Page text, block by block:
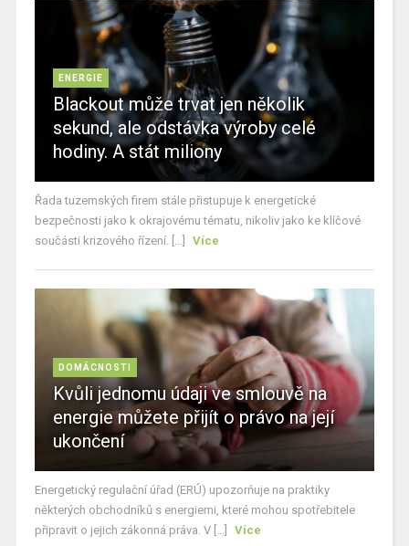
ENERGIE
Blackout může trvat jen několik
sekund, ale odstávka výroby celé
hodiny. A stát miliony
Řada tuzemských firem stále přistupuje k energetické
bezpečnosti jako k okrajovému tématu, nikoliv jako ke klíčové
součásti krizového řízení. [...]
Více
DOMÁCNOSTI
Kvůli jednomu údaji ve smlouvě na
energie můžete přijít o právo na její
ukončení
Energetický regulační úřad (ERÚ) upozorňuje na praktiky
některých obchodníků s energiemi, které mohou spotřebitele
připravit o jejich zákonná práva. V [...]
Více